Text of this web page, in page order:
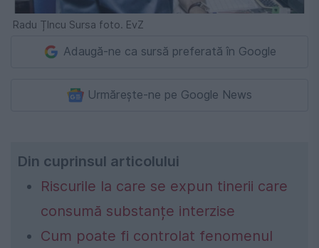
Radu ȚIncu Sursa foto. EvZ
Adaugă-ne ca sursă preferată în Google
Urmărește-ne pe Google News
Din cuprinsul articolului
Riscurile la care se expun tinerii care
consumă substanțe interzise
Cum poate fi controlat fenomenul